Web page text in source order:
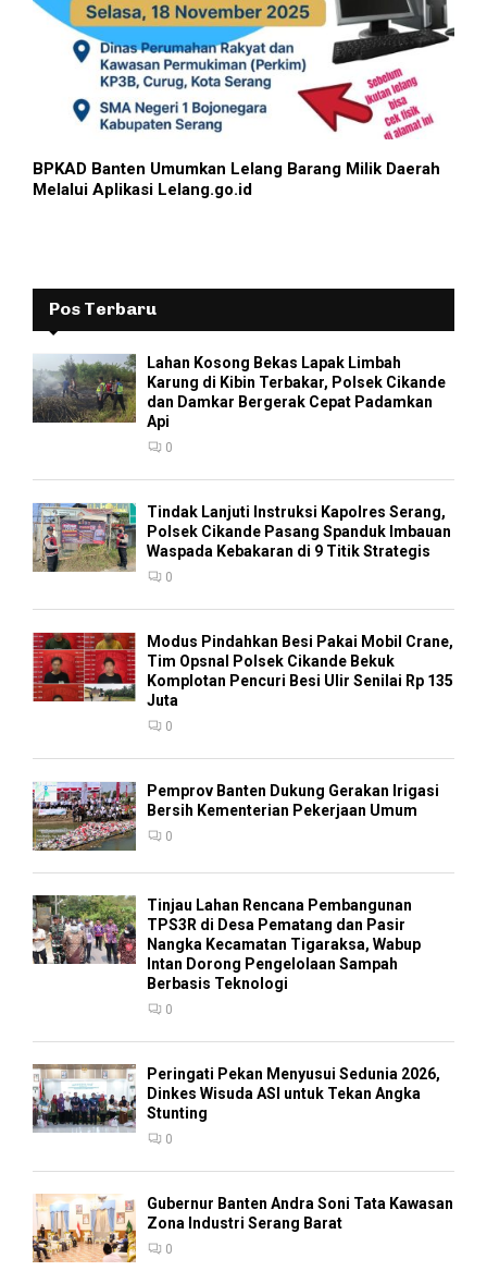
BPKAD Banten Umumkan Lelang Barang Milik Daerah
Melalui Aplikasi Lelang.go.id
Pos Terbaru
Lahan Kosong Bekas Lapak Limbah
Karung di Kibin Terbakar, Polsek Cikande
dan Damkar Bergerak Cepat Padamkan
Api
0
Tindak Lanjuti Instruksi Kapolres Serang,
Polsek Cikande Pasang Spanduk Imbauan
Waspada Kebakaran di 9 Titik Strategis
0
Modus Pindahkan Besi Pakai Mobil Crane,
Tim Opsnal Polsek Cikande Bekuk
Komplotan Pencuri Besi Ulir Senilai Rp 135
Juta
0
Pemprov Banten Dukung Gerakan Irigasi
Bersih Kementerian Pekerjaan Umum
0
Tinjau Lahan Rencana Pembangunan
TPS3R di Desa Pematang dan Pasir
Nangka Kecamatan Tigaraksa, Wabup
Intan Dorong Pengelolaan Sampah
Berbasis Teknologi
0
Peringati Pekan Menyusui Sedunia 2026,
Dinkes Wisuda ASI untuk Tekan Angka
Stunting
0
Gubernur Banten Andra Soni Tata Kawasan
Zona Industri Serang Barat
0